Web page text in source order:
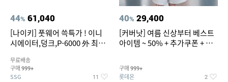
44% 61,040
[나이키] 풋웨어 쓱특가 ! 이니
시에이터,덩크,P-6000 外 최대
무료배송
구매 999+
SSG 11
40% 29,400
[커버낫] 여름 신상부터 베스트
아이템 ~ 50% + 추가쿠폰 + 카
구매 999+
롯데온 2